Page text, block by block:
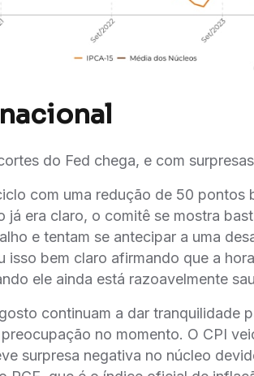
do Fed chega, e com
com uma redução de 50 pontos
já era claro, o comitê se mostra
e tentam se antecipar a uma
isso bem claro afirmando que a
ele ainda está razoavelmente
continuam a dar tranquilidade
no momento. O CPI
surpresa negativa no núcleo